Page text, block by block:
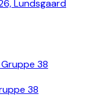
Lundsgaard
38